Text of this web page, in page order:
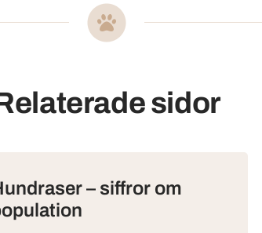
sidor
– siffror om